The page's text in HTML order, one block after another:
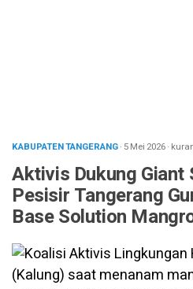
KABUPATEN TANGERANG· 5 Mei 2026·
Aktivis Dukung Giant
Pesisir Tangerang
Base Solution